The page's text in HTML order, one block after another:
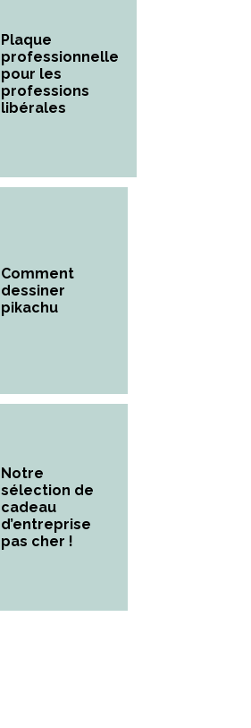
Plaque
professionnelle
pour les
professions
libérales
Comment
dessiner
pikachu
Notre
sélection de
cadeau
d’entreprise
pas cher !